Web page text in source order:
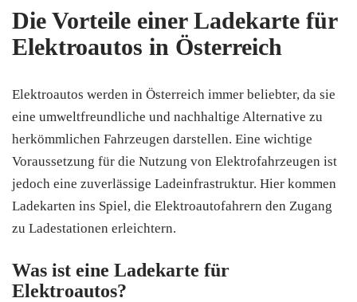
Die Vorteile einer Ladekarte für
Elektroautos in Österreich
Elektroautos werden in Österreich immer beliebter, da sie
eine umweltfreundliche und nachhaltige Alternative zu
herkömmlichen Fahrzeugen darstellen. Eine wichtige
Voraussetzung für die Nutzung von Elektrofahrzeugen ist
jedoch eine zuverlässige Ladeinfrastruktur. Hier kommen
Ladekarten ins Spiel, die Elektroautofahrern den Zugang
zu Ladestationen erleichtern.
Was ist eine Ladekarte für
Elektroautos?